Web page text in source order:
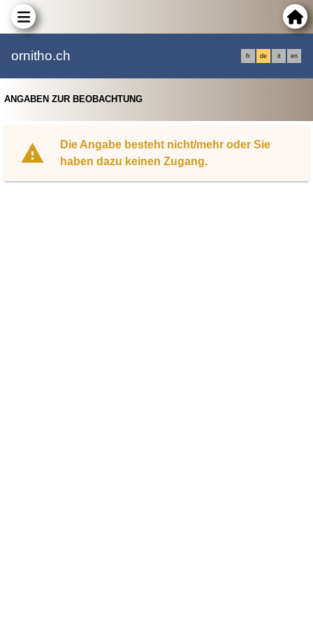
ornitho.ch fr de it en
ANGABEN ZUR BEOBACHTUNG
Die Angabe besteht nicht/mehr oder Sie
haben dazu keinen Zugang.